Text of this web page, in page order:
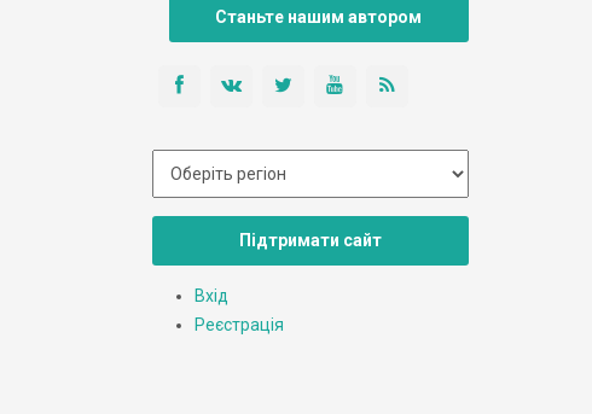
Станьте нашим автором
Підтримати сайт
Вхід
Реєстрація